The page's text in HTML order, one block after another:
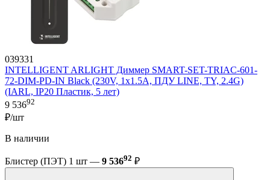
039331
INTELLIGENT ARLIGHT Диммер SMART-SET-TRIAC-601-
72-DIM-PD-IN Black (230V, 1x1.5A, ПДУ LINE, TY, 2.4G)
(IARL, IP20 Пластик, 5 лет)
9 53692
₽/шт
В наличии
Блистер (ПЭТ) 1 шт — 9 53692 ₽